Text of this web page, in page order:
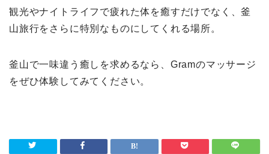
観光やナイトライフで疲れた体を癒すだけでなく、釜
山旅行をさらに特別なものにしてくれる場所。
釜山で一味違う癒しを求めるなら、Gramのマッサージ
をぜひ体験してみてください。